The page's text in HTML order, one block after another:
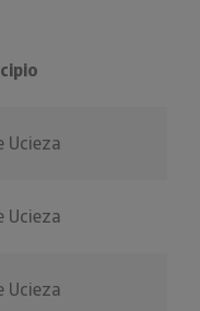
Ucieza
Ucieza
Ucieza